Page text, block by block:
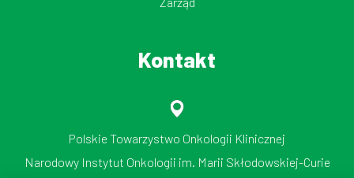
Kontakt
Polskie Towarzystwo Onkologii Klinicznej
Narodowy Instytut Onkologii im. Marii Skłodowskiej-Curie